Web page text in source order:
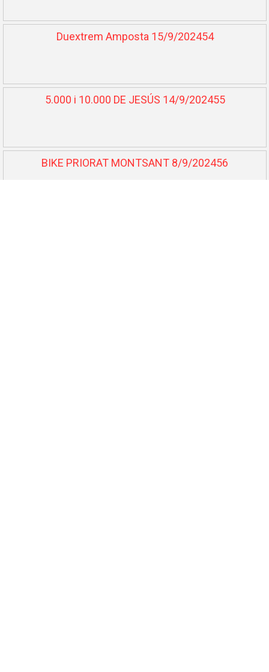
Duextrem Amposta 15/9/202454
5.000 i 10.000 DE JESÚS 14/9/202455
BIKE PRIORAT MONTSANT 8/9/202456